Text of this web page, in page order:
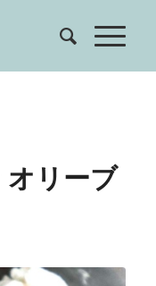
オリーブ